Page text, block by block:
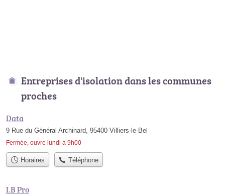
Entreprises d'isolation dans les communes
proches
Data
9 Rue du Général Archinard, 95400 Villiers-le-Bel
Fermée, ouvre lundi à 9h00
Horaires Téléphone
I.B Pro